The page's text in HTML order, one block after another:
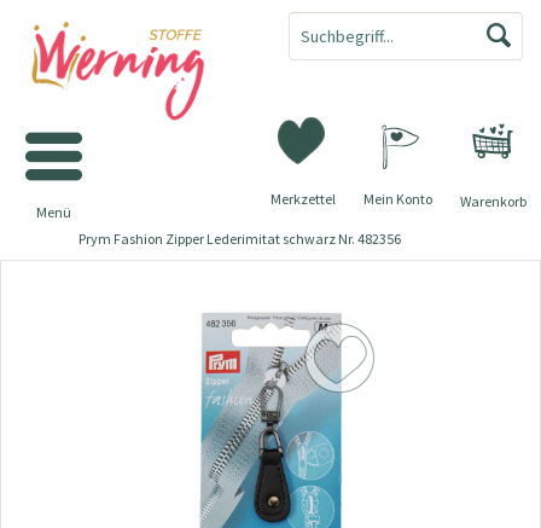
Warenkorb
Merkzettel Mein Konto
Menü
Prym Fashion Zipper Lederimitat schwarz Nr. 482356